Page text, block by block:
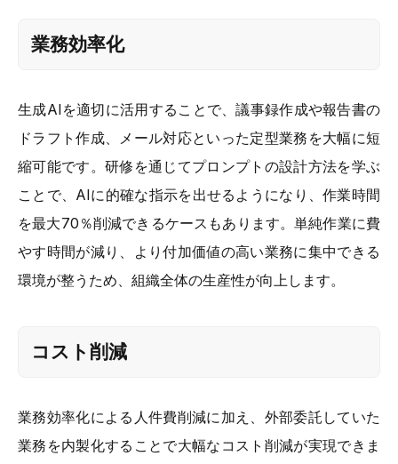
業務効率化
生成AIを適切に活用することで、議事録作成や報告書の
ドラフト作成、メール対応といった定型業務を大幅に短
縮可能です。研修を通じてプロンプトの設計方法を学ぶ
ことで、AIに的確な指示を出せるようになり、作業時間
を最大70％削減できるケースもあります。単純作業に費
やす時間が減り、より付加価値の高い業務に集中できる
環境が整うため、組織全体の生産性が向上します。
コスト削減
業務効率化による人件費削減に加え、外部委託していた
業務を内製化することで大幅なコスト削減が実現できま